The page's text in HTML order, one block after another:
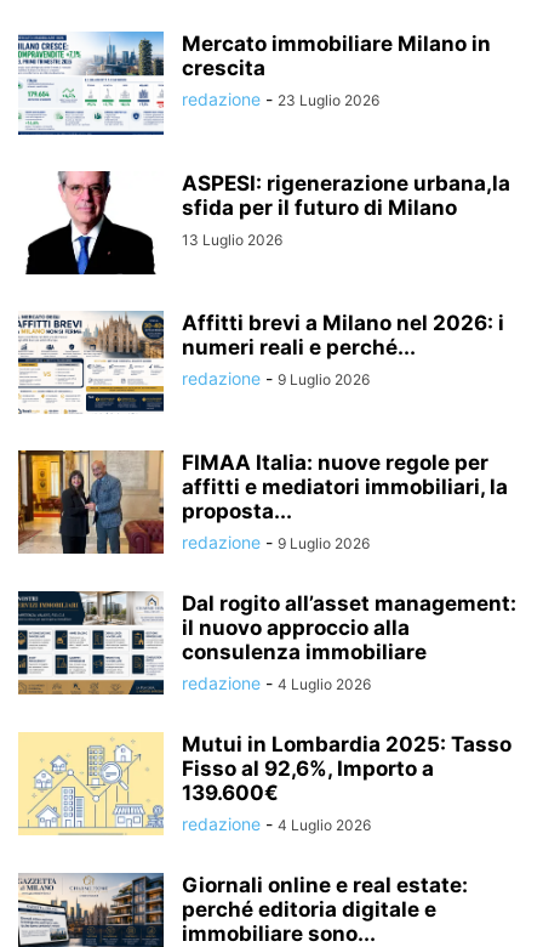
Mercato immobiliare Milano in
crescita
redazione - 23 Luglio 2026
ASPESI: rigenerazione urbana,la
sfida per il futuro di Milano
13 Luglio 2026
Affitti brevi a Milano nel 2026: i
numeri reali e perché...
redazione - 9 Luglio 2026
FIMAA Italia: nuove regole per
affitti e mediatori immobiliari, la
proposta...
redazione - 9 Luglio 2026
Dal rogito all’asset management:
il nuovo approccio alla
consulenza immobiliare
redazione - 4 Luglio 2026
Mutui in Lombardia 2025: Tasso
Fisso al 92,6%, Importo a
139.600€
redazione - 4 Luglio 2026
Giornali online e real estate:
perché editoria digitale e
immobiliare sono...